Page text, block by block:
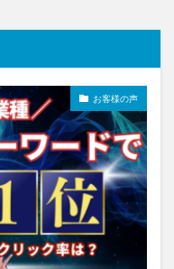
お客様の声